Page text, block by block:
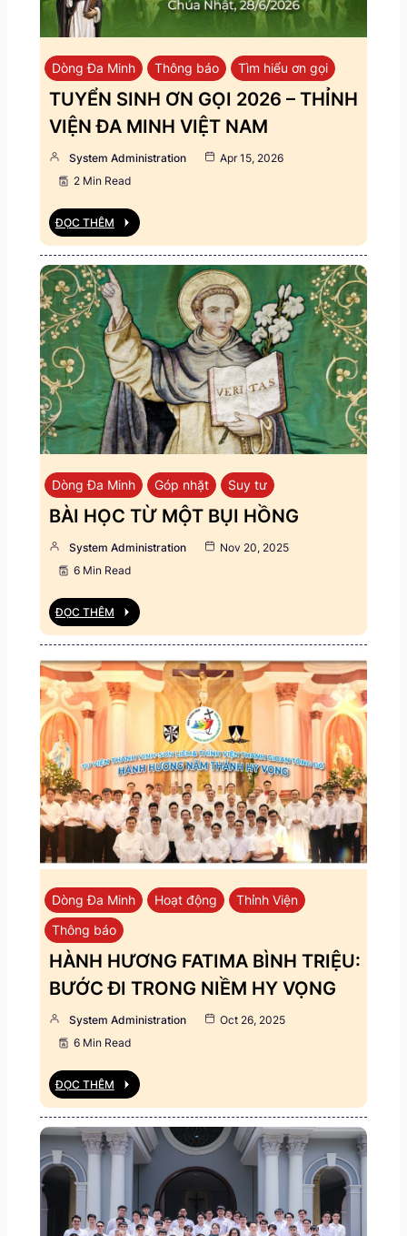
Dòng Đa Minh Thông báo Tìm hiểu ơn gọi
TUYỂN SINH ƠN GỌI 2026 – THỈNH
VIỆN ĐA MINH VIỆT NAM
System Administration
Apr 15, 2026
2 Min Read
ĐỌC THÊM
Dòng Đa Minh Góp nhặt Suy tư
BÀI HỌC TỪ MỘT BỤI HỒNG
System Administration
Nov 20, 2025
6 Min Read
ĐỌC THÊM
Dòng Đa Minh Hoạt động
Thỉnh Viện
Thông báo
HÀNH HƯƠNG FATIMA BÌNH TRIỆU:
BƯỚC ĐI TRONG NIỀM HY VỌNG
System Administration
Oct 26, 2025
6 Min Read
ĐỌC THÊM